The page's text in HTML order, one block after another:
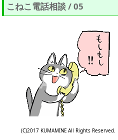
こねこ電話相談 / 05
(C)2017 KUMAMINE All Rights Reserved.